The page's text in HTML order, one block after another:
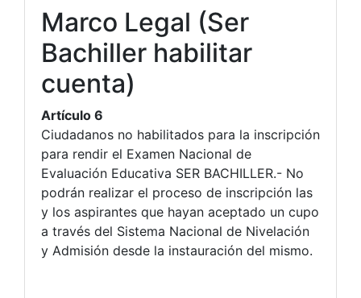
Marco Legal (Ser
Bachiller habilitar
cuenta)
Artículo 6
Ciudadanos no habilitados para la inscripción
para rendir el Examen Nacional de
Evaluación Educativa SER BACHILLER.- No
podrán realizar el proceso de inscripción las
y los aspirantes que hayan aceptado un cupo
a través del Sistema Nacional de Nivelación
y Admisión desde la instauración del mismo.